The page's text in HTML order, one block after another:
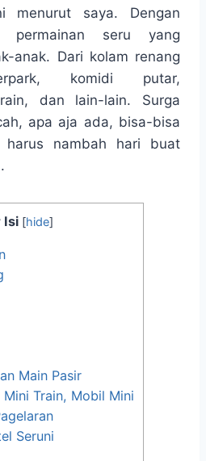
menurut saya. Dengan
permainan seru yang
anak. Dari kolam renang
komidi putar,
dan lain-lain. Surga
apa aja ada, bisa-bisa
nambah hari buat
Isi [hide]
Main Pasir
Mini Train, Mobil Mini
Seruni